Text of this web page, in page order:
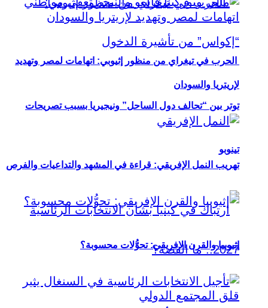
توتر بين “تحالف دول الساحل” ونيجيريا بسبب تصريحات
تينوبو
الحرب في تيغراي من منظور إثيوبي: اتهامات لمصر وتهديد
لإريتريا والسودان
تهريب النمل الإفريقي: قراءة في المشهد والتداعيات والفرص
إثيوبيا والقرن الإفريقي: تحوُّلات محسوبة؟